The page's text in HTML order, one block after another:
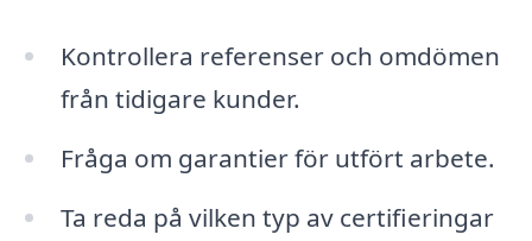
Kontrollera referenser och omdömen
från tidigare kunder.
Fråga om garantier för utfört arbete.
Ta reda på vilken typ av certifieringar